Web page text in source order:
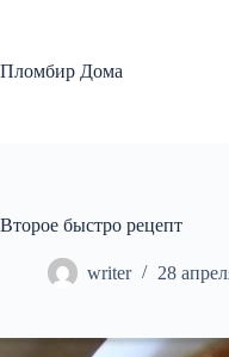
Пломбир Дома
Второе быстро рецепт
writer 28